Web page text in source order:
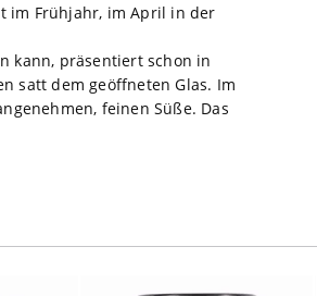
im Frühjahr, im April in der
kann, präsentiert schon in
satt dem geöffneten Glas. Im
feinen Süße. Das